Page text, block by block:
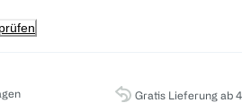
Gratis Lieferung ab